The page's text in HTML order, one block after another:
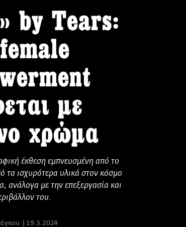
by Tears:
με
χρώμα
έκθεση εμπνευσμένη από το
τα ισχυρότερα υλικά στον κόσμο
ανάλογα με την επεξεργασία και
του.
19.3.2024